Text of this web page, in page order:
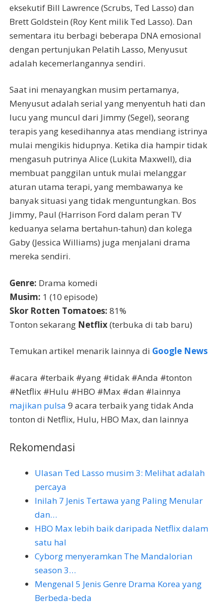
eksekutif Bill Lawrence (Scrubs, Ted Lasso) dan
Brett Goldstein (Roy Kent milik Ted Lasso). Dan
sementara itu berbagi beberapa DNA emosional
dengan pertunjukan Pelatih Lasso, Menyusut
adalah kecemerlangannya sendiri.
Saat ini menayangkan musim pertamanya,
Menyusut adalah serial yang menyentuh hati dan
lucu yang muncul dari Jimmy (Segel), seorang
terapis yang kesedihannya atas mendiang istrinya
mulai mengikis hidupnya. Ketika dia hampir tidak
mengasuh putrinya Alice (Lukita Maxwell), dia
membuat panggilan untuk mulai melanggar
aturan utama terapi, yang membawanya ke
banyak situasi yang tidak menguntungkan. Bos
Jimmy, Paul (Harrison Ford dalam peran TV
keduanya selama bertahun-tahun) dan kolega
Gaby (Jessica Williams) juga menjalani drama
mereka sendiri.
Genre: Drama komedi
Musim: 1 (10 episode)
Skor Rotten Tomatoes: 81%
Tonton sekarang Netflix(terbuka di tab baru)
Temukan artikel menarik lainnya di Google News
#acara #terbaik #yang #tidak #Anda #tonton
#Netflix #Hulu #HBO #Max #dan #lainnya
majikan pulsa 9 acara terbaik yang tidak Anda
tonton di Netflix, Hulu, HBO Max, dan lainnya
Rekomendasi
Ulasan Ted Lasso musim 3: Melihat adalah
percaya
Inilah 7 Jenis Tertawa yang Paling Menular
dan…
HBO Max lebih baik daripada Netflix dalam
satu hal
Cyborg menyeramkan The Mandalorian
season 3…
Mengenal 5 Jenis Genre Drama Korea yang
Berbeda-beda